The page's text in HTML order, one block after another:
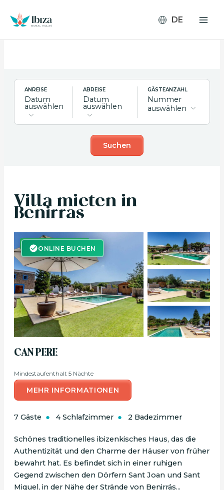
Inhalt
springen
ANREISE
Datum
auswählen
ABREISE
Datum
auswählen
GÄSTEANZAHL
Nummer
auswählen
Suchen
Villa mieten in
Benirras
ONLINE BUCHEN
ONLINE BUCHEN
CAN PERE
Mindestaufenthalt 5 Nächte
MEHR INFORMATIONEN
7 Gäste 4 Schlafzimmer 2 Badezimmer
Schönes traditionelles ibizenkisches Haus, das die
Authentizität und den Charme der Häuser von früher
bewahrt hat. Es befindet sich in einer ruhigen
Gegend zwischen den Dörfern Sant Joan und Sant
Miquel, in der Nähe der Strände von Benirrás...